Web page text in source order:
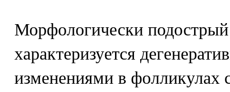
Морфологически
характеризуется
изменениями в фолликулах